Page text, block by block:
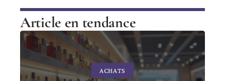
Article en tendance
ACHATS